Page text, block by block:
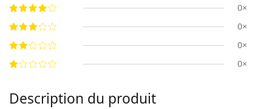
0×
0×
0×
0×
Description du produit